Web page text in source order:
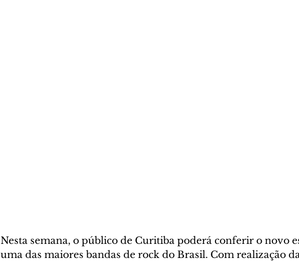
Nesta semana, o público de Curitiba poderá conferir o novo
uma das maiores bandas de rock do Brasil. Com realização